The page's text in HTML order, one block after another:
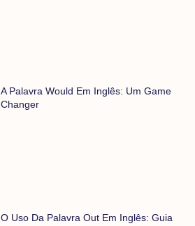
A Palavra Would Em Inglês: Um Game
Changer
O Uso Da Palavra Out Em Inglês: Guia